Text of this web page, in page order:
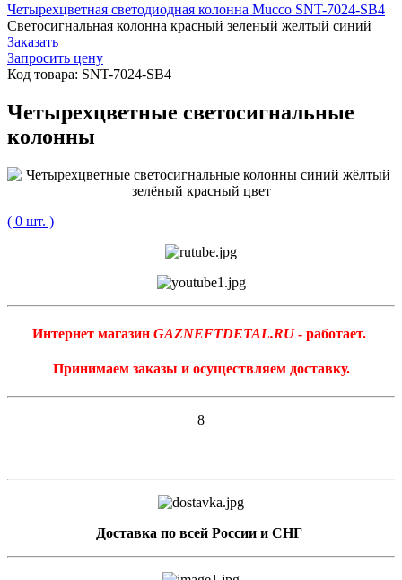
Четырехцветная светодиодная колонна Mucco SNT-7024-SB4
Светосигнальная колонна красный зеленый желтый синий
Заказать
Запросить цену
Код товара: SNT-7024-SB4
Четырехцветные светосигнальные
колонны
( 0 шт. )
Интернет магазин GAZNEFTDETAL.RU- работает.
Принимаем заказы и осуществляем доставку.
8
Доставка по всей России и СНГ